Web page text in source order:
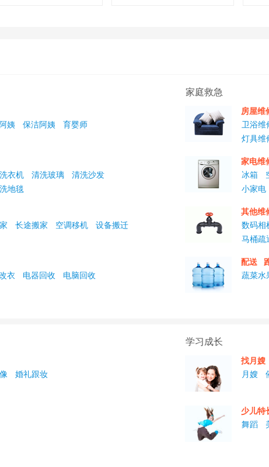
姨 保洁阿姨 育婴师
衣机 清洗玻璃
清洗沙发
地毯
长途搬家 空调移机
设备搬迁
衣 电器回收
电脑回收
家庭救急
房屋维
卫浴维
灯具维
家电维
冰箱
小家电
其他维
数码相
马桶疏
配送
蔬菜水
婚礼跟妆
学习成长
找月嫂
月嫂
少儿特
舞蹈